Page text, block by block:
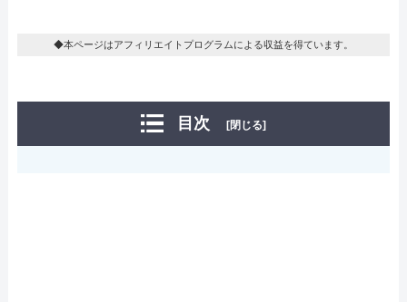
◆本ページはアフィリエイトプログラムによる収益を得ています。
目次 [閉じる]